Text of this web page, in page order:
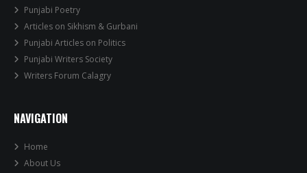
Punjabi Poetry
Articles on Sikhism & Gurbani
Punjabi Articles on Politics
Punjabi Writers Society
Writers Forum Calagry
NAVIGATION
Home
About Us